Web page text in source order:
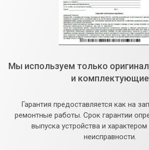
Мы используем только
и комплектующие
Гарантия предоставляется как на
ремонтные работы. Срок гарантии
выпуска устройства и
неисправности.